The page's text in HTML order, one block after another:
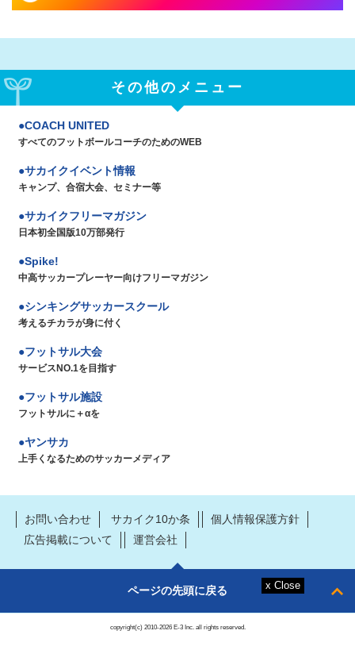
その他のメニュー
COACH UNITED
すべてのフットボールコーチのためのWEB
サカイクイベント情報
キャンプ、合宿大会、セミナー等
サカイクフリーマガジン
日本初全国版10万部発行
Spike!
中高サッカープレーヤー向けフリーマガジン
シンキングサッカースクール
考えるチカラが身に付く
フットサル大会
サービスNO.1を目指す
フットサル施設
フットサルに＋αを
ヤンサカ
上手くなるためのサッカーメディア
お問い合わせ サカイク10か条
個人情報保護方針
広告掲載について
運営会社
ページの先頭に戻る
copyright(c) 2010-2026 E-3 Inc. all rights reserved.